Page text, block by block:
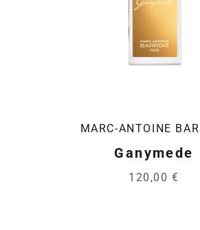
MARC-ANTOINE
Ganymede
120,00 €